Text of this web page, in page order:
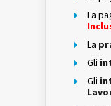
La
La
Gli
Gli